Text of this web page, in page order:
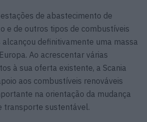
de abastecimento de
e de outros tipos de combustíveis
definitivamente uma massa
Ao acrescentar várias
à sua oferta existente, a Scania
aos combustíveis renováveis
na orientação da mudança
transporte sustentável.